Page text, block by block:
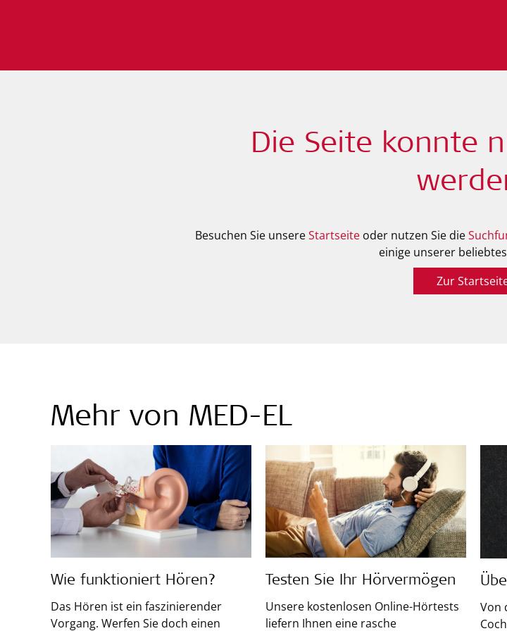
Die Seite konnte
Besuchen Sie unsereStartseite oder nutzen Sie die
einige unserer
Zur
Mehr von MED-EL
Wie funktioniert Hören?
Das Hören ist ein faszinierender
Vorgang. Werfen Sie doch einen
Testen Sie Ihr Hörvermögen
Unsere kostenlosen Online-Hörtests
liefern Ihnen eine rasche
Von